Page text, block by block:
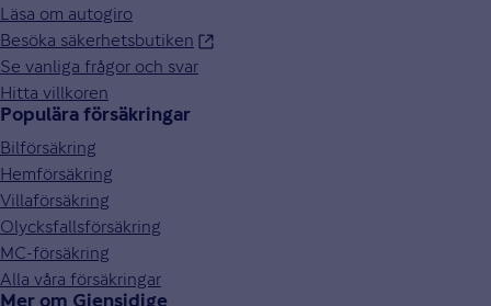
Läsa om autogiro
Besöka säkerhetsbutiken
Se vanliga frågor och svar
Hitta villkoren
Populära försäkringar
Bilförsäkring
Hemförsäkring
Villaförsäkring
Olycksfallsförsäkring
MC-försäkring
Alla våra försäkringar